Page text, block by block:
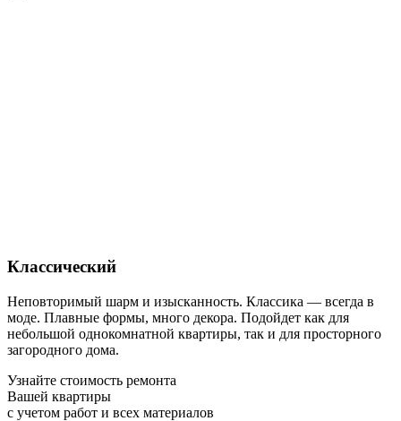
Классический
Неповторимый шарм и изысканность. Классика — всегда в
моде. Плавные формы, много декора. Подойдет как для
небольшой однокомнатной квартиры, так и для просторного
загородного дома.
Узнайте стоимость ремонта
Вашей квартиры
с учетом работ и всех материалов